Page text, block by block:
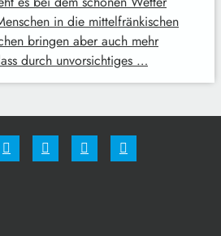
in die mittelfränkischen
bringen aber auch mehr
durch unvorsichtiges …